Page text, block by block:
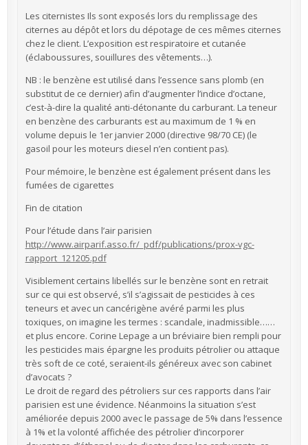
Les citernistes Ils sont exposés lors du remplissage des
citernes au dépôt et lors du dépotage de ces mêmes citernes
chez le client. L’exposition est respiratoire et cutanée
(éclaboussures, souillures des vêtements…).
NB : le benzène est utilisé dans l’essence sans plomb (en
substitut de ce dernier) afin d’augmenter l’indice d’octane,
c’est-à-dire la qualité anti-détonante du carburant. La teneur
en benzène des carburants est au maximum de 1 % en
volume depuis le 1er janvier 2000 (directive 98/70 CE) (le
gasoil pour les moteurs diesel n’en contient pas).
Pour mémoire, le benzène est également présent dans les
fumées de cigarettes
Fin de citation
Pour l’étude dans l’air parisien
http://www.airparif.asso.fr/_pdf/publications/prox-vgc-
rapport_121205.pdf
Visiblement certains libellés sur le benzène sont en retrait
sur ce qui est observé, s’il s’agissait de pesticides à ces
teneurs et avec un cancérigène avéré parmi les plus
toxiques, on imagine les termes : scandale, inadmissible……
et plus encore. Corine Lepage a un bréviaire bien rempli pour
les pesticides mais épargne les produits pétrolier ou attaque
très soft de ce coté, seraient-ils généreux avec son cabinet
d’avocats ?
Le droit de regard des pétroliers sur ces rapports dans l’air
parisien est une évidence. Néanmoins la situation s’est
améliorée depuis 2000 avec le passage de 5% dans l’essence
à 1% et la volonté affichée des pétrolier d’incorporer